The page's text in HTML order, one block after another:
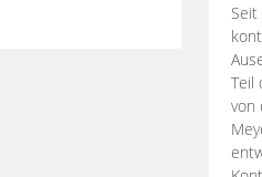
Teil
von